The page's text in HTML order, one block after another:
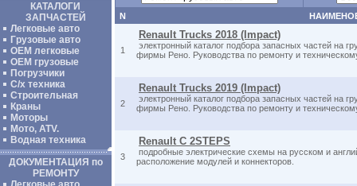
КАТАЛОГИ
ЗАПЧАСТЕЙ
Легковые авто
Грузовые авто
ОЕМ легковые
OEM грузовые
Погрузчики
С/х техника
Строительная
Краны
Моторы
Мото, ATV.
Водная техника
ДОКУМЕНТАЦИЯ по
РЕМОНТУ
N
1
Renault Trucks 2018 (Impact)
электронный каталог подбора запасных частей на
фирмы Рено. Руководства по ремонту и
2
Renault Trucks 2019 (Impact)
электронный каталог подбора запасных частей на
фирмы Рено. Руководства по ремонту и
3
Renault C 2STEPS
подробные электрические схемы на русском и
расположение модулей и коннекторов.